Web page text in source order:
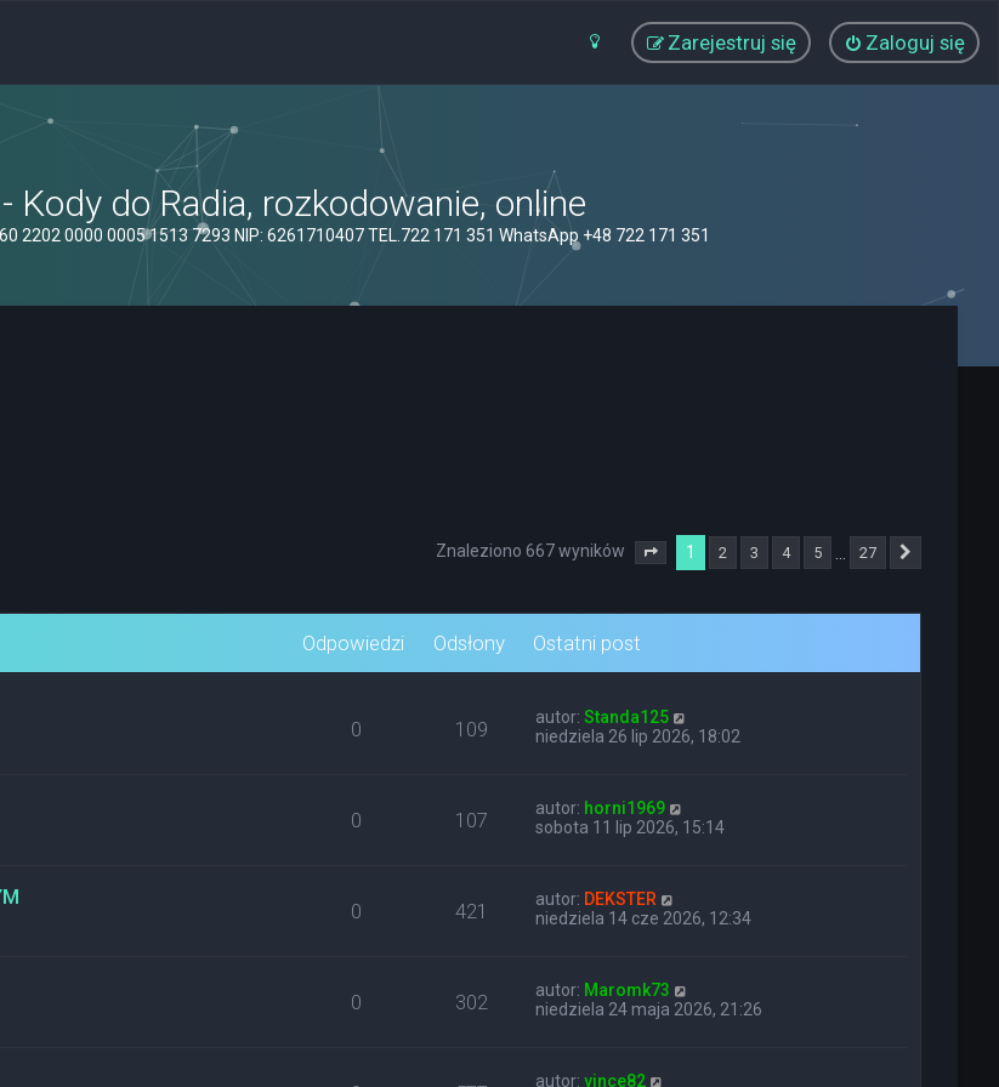
Zaloguj się
Zarejestruj się
Kody do Radia, rozkodowanie, online
2202 0000 0005 1513 7293 NIP: 6261710407 TEL.722 171 351 WhatsApp +48 722 171 351
Znaleziono 667 wyników Strona 1z 27
1 2 3 4 5 27
Odpowiedzi Odsłony Ostatni post
0 109 autor:Standa125
niedziela 26 lip 2026, 18:02
0 107 autor: horni1969
sobota 11 lip 2026, 15:14
0 421 autor: DEKSTER
niedziela 14 cze 2026, 12:34
0 302 autor: Maromk73
niedziela 24 maja 2026, 21:26
autor:vince82